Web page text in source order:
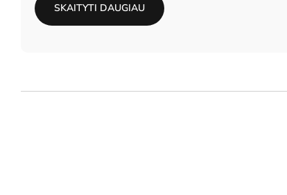
SKAITYTI DAUGIAU